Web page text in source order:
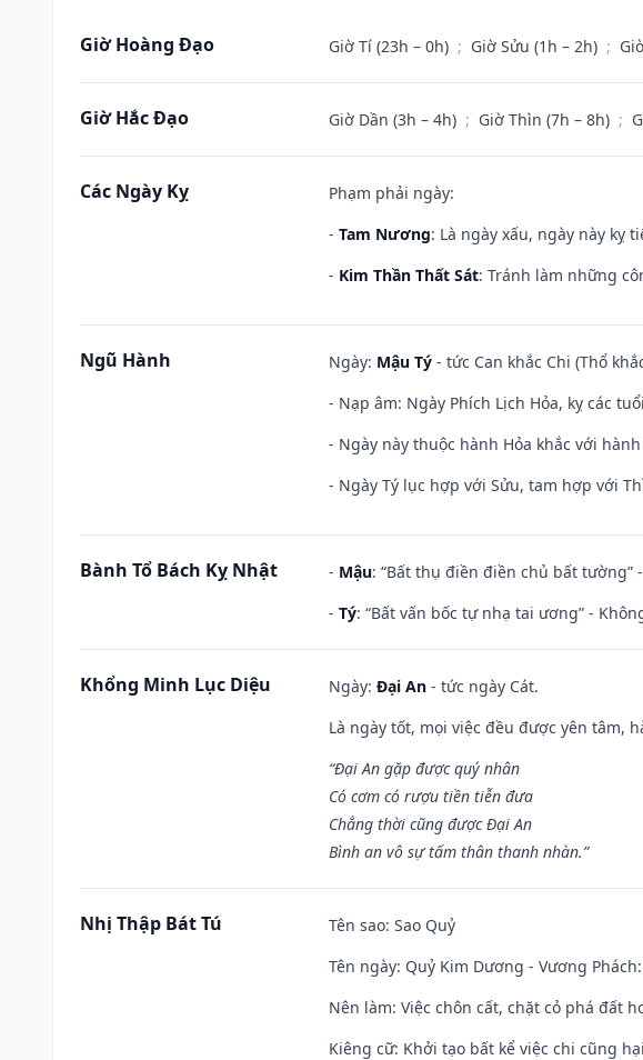
Giờ Hoàng Đạo Giờ Tí (23h – 0h) ; Giờ Sửu (1h – 2h) ;
Giờ Hắc Đạo Giờ Dần (3h – 4h) ; Giờ Thìn (7h – 8h) ;
Các Ngày Kỵ
Phạm phải ngày:
- Tam Nương: Là ngày xấu, ngày này kỵ
- Kim Thần Thất Sát: Tránh làm những
Ngũ Hành Ngày: Mậu Tý - tức Can khắc Chi (Thổ
- Nạp âm: Ngày Phích Lịch Hỏa, kỵ các
- Ngày này thuộc hành Hỏa khắc với
- Ngày Tý lục hợp với Sửu, tam hợp với
Bành Tổ Bách Kỵ Nhật - Mậu: “Bất thụ điền điền chủ bất
- Tý: “Bất vấn bốc tự nhạ tai ương” -
Khổng Minh Lục Diệu Ngày: Đại An - tức ngày Cát.
Là ngày tốt, mọi việc đều được yên tâm,
“Đại An gặp được quý nhân
Có cơm có rượu tiền tiễn đưa
Chẳng thời cũng được Đại An
Bình an vô sự tấm thân thanh nhàn.”
Nhị Thập Bát Tú Tên sao: Sao Quỷ
Tên ngày: Quỷ Kim Dương - Vương
Nên làm: Việc chôn cất, chặt cỏ phá đất
Kiêng cữ: Khởi tạo bất kể việc chi cũng